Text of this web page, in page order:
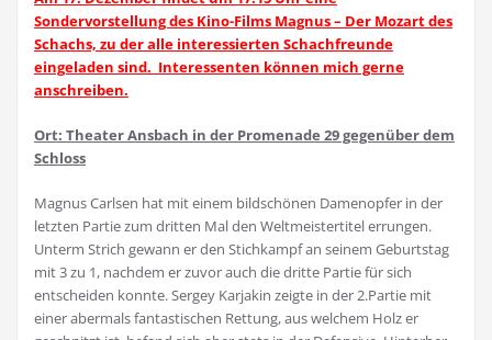
Sondervorstellung des Kino-Films Magnus – Der Mozart des
Schachs, zu der alle interessierten Schachfreunde
eingeladen sind. Interessenten können mich gerne
anschreiben.
Ort: Theater Ansbach in der Promenade 29 gegenüber dem
Schloss
Magnus Carlsen hat mit einem bildschönen Damenopfer in der
letzten Partie zum dritten Mal den Weltmeistertitel errungen.
Unterm Strich gewann er den Stichkampf an seinem Geburtstag
mit 3 zu 1, nachdem er zuvor auch die dritte Partie für sich
entscheiden konnte. Sergey Karjakin zeigte in der 2.Partie mit
einer abermals fantastischen Rettung, aus welchem Holz er